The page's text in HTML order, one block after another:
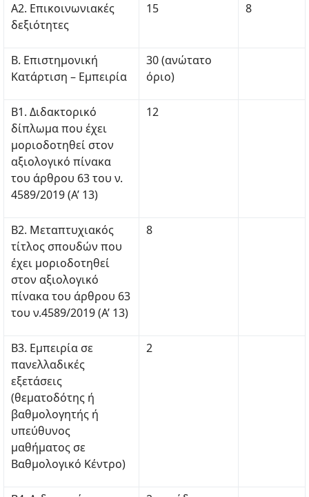
Α2. Επικοινωνιακές
δεξιότητες
15 8
Β. Επιστημονική
Κατάρτιση – Εμπειρία
30 (ανώτατο
όριο)
Β1. Διδακτορικό
δίπλωμα που έχει
μοριοδοτηθεί στον
αξιολογικό πίνακα
του άρθρου 63 του ν.
4589/2019 (Α’ 13)
12
Β2. Μεταπτυχιακός
τίτλος σπουδών που
έχει μοριοδοτηθεί
στον αξιολογικό
πίνακα του άρθρου 63
του ν.4589/2019 (Α’ 13)
8
Β3. Εμπειρία σε
πανελλαδικές
εξετάσεις
(θεματοδότης ή
βαθμολογητής ή
υπεύθυνος
μαθήματος σε
Βαθμολογικό Κέντρο)
2